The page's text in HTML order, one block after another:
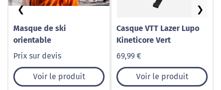
Masque de ski
orientable
Prix sur devis
Voir le produit
Casque VTT Lazer Lupo
Kineticore Vert
69,99 €
Voir le produit
❮ ❯